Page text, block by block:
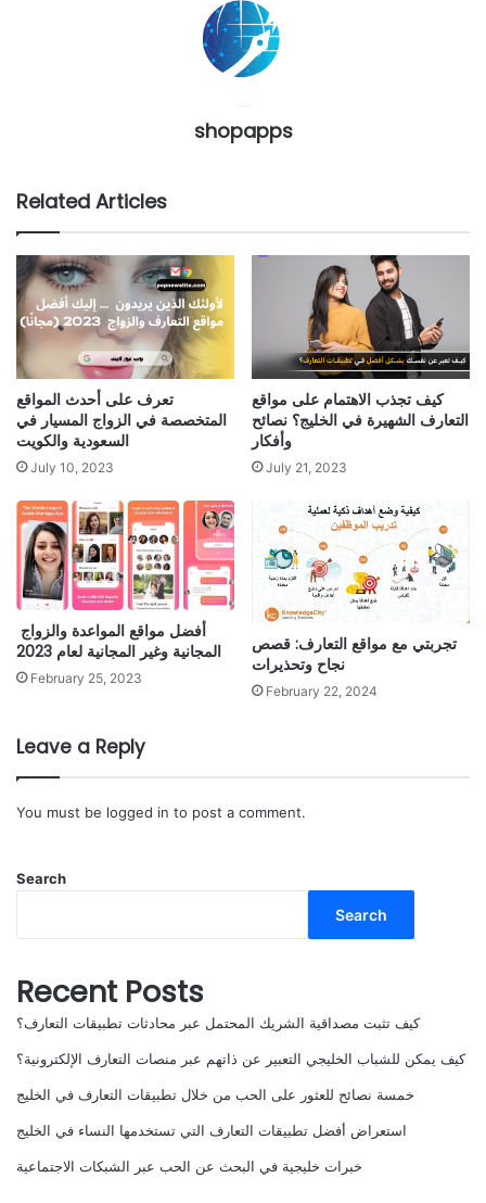
shopapps
Related Articles
تعرف على أحدث المواقع
المتخصصة في الزواج المسيار في
السعودية والكويت
July 10, 2023
كيف تجذب الاهتمام على مواقع
التعارف الشهيرة في الخليج؟ نصائح
وأفكار
July 21, 2023
المجانية وغير المجانية لعام 2023
February 25, 2023
تجربتي مع مواقع التعارف: قصص
نجاح وتحذيرات
February 22, 2024
Leave a Reply
You must be logged in to post a comment.
Search
Search
Recent Posts
كيف تثبت مصداقية الشريك المحتمل عبر محادثات تطبيقات التعارف؟
كيف يمكن للشباب الخليجي التعبير عن ذاتهم عبر منصات التعارف الإلكترونية؟
خمسة نصائح للعثور على الحب من خلال تطبيقات التعارف في الخليج
استعراض أفضل تطبيقات التعارف التي تستخدمها النساء في الخليج
خبرات خليجية في البحث عن الحب عبر الشبكات الاجتماعية